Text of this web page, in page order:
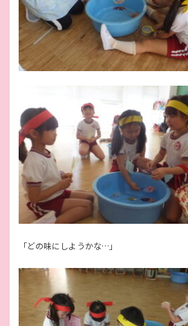
「どの味にしようかな…」